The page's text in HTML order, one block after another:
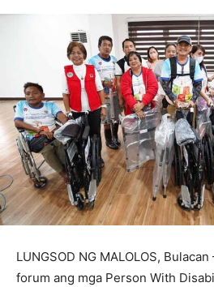
LUNGSOD NG MALOLOS,
forum ang mga Person With